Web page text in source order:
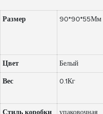
Размер 90*90*55Мм
Цвет Белый
Вес 0.1Кг